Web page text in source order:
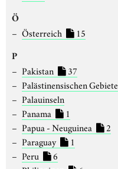
Ö
Österreich 15
P
Pakistan
37
Palästinensischen Gebiete
Palauinseln
Panama
1
Papua - Neuguinea
2
Paraguay
1
Peru
6